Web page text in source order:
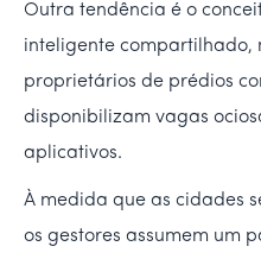
Outra tendência é o
inteligente compartilhado,
proprietários de prédios
disponibilizam vagas
aplicativos.
À medida que as cidades
os gestores assumem um